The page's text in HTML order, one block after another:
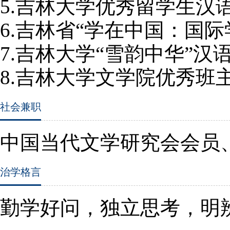
5.吉林大学优秀留学生汉
6.吉林省“学在中国：国
7.吉林大学“雪韵中华”汉
8.吉林大学文学院优秀班
社会兼职
中国当代文学研究会会员
治学格言
勤学好问，独立思考，明